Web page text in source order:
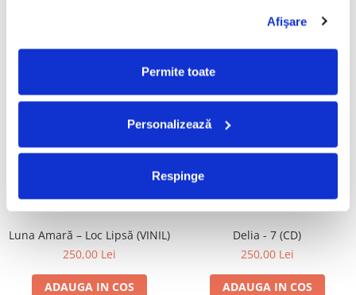
Afişare
Permite toate
Personalizează
Respinge
Electrecord, (Disc Vinil)
189,00 Lei
Fugees - The Score (CD)
Cargo- Spiritus Sanctus (Editie
Aniversara) (Disc Vinil)
150,00 Lei
Luna Amară – Loc Lipsă (VINIL)
250,00 Lei
ADAUGA IN COS
Delia - 7 (CD)
250,00 Lei
ADAUGA IN COS